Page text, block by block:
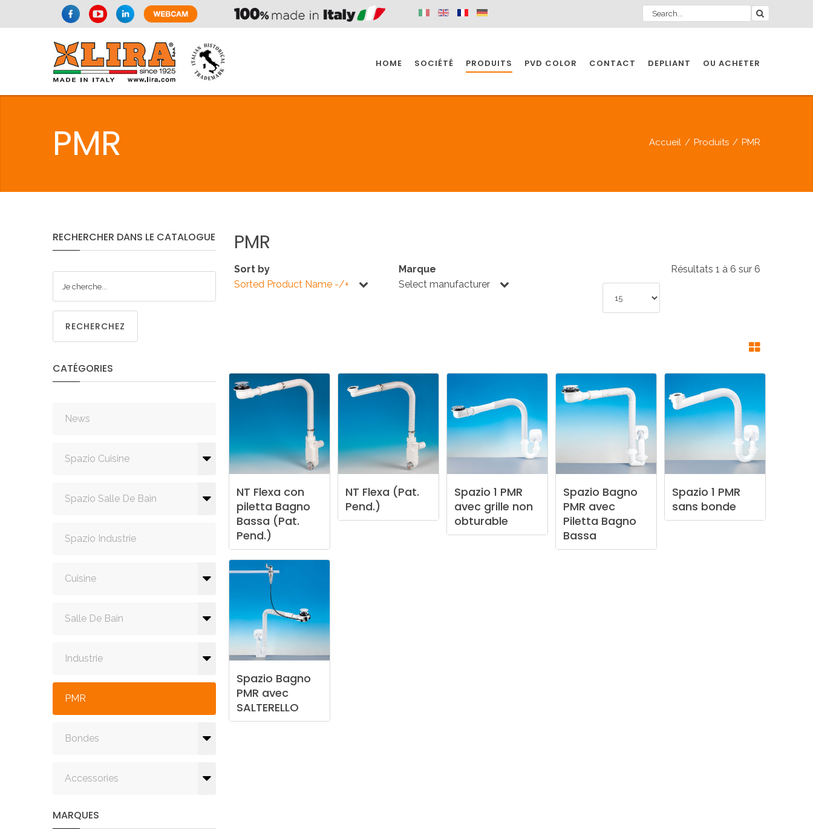
HOME SOCIÉTÉ PRODUITS
SPAZIO CUISINE SPAZIO BAIN SPAZIO INDUSTRIE
CUISINE SALLE DE BAIN INDUSTRIE
PMR BONDES ACCESSORIES
NEWS 2025
PVD COLOR CONTACT DEPLIANT
OU ACHETER
PMR Accueil / Produits / PMR
RECHERCHER DANS LE CATALOGUE
RECHERCHEZ
CATÉGORIES
News
Spazio Cuisine
Spazio Salle De Bain
Spazio Industrie
Cuisine
Salle De Bain
Industrie
PMR
Bondes
Accessories
MARQUES
PMR
Sort by
Sorted Product Name -/+
Marque
Select manufacturer
Résultats 1 à 6 sur 6
NT Flexa con
piletta Bagno
Bassa (Pat.
Pend.)
NT Flexa (Pat.
Pend.)
Spazio 1 PMR
avec grille non
obturable
Spazio Bagno
PMR avec
Piletta Bagno
Bassa
Spazio 1 PMR
sans bonde
Spazio Bagno
PMR avec
SALTERELLO